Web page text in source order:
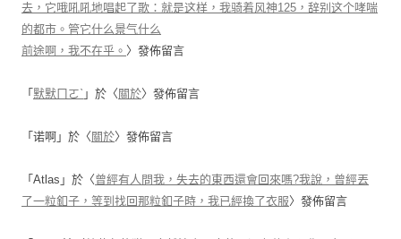
去，它哦吼吼地唱起了歌：就是这样，我骑着风神125，辞别这个哮喘
的都市。管它什么景气什么
前途啊，我不在乎。 〉發佈留言
「 默默ㄇㄛˋ 」於〈 關於〉發佈留言
「 诺啊 」於〈 關於〉發佈留言
「 Atlas 」於〈曾經有人問我，失去的東西還會回來嗎?我說，曾經丟
了一粒釦子，等到找回那粒釦子時，我已經換了衣服〉發佈留言